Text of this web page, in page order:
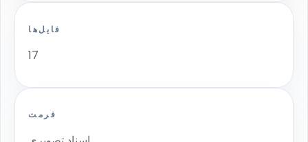
فایل‌ها
17
فرمت